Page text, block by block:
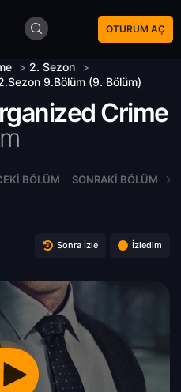
OTURUM AÇ
> 2. Sezon >
9.Bölüm (9. Bölüm)
Crime
BÖLÜM SONRAKI BÖLÜM
Sonra İzle İzledim